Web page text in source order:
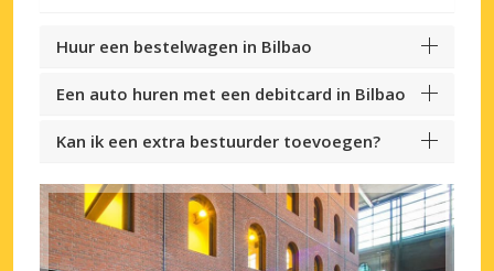
Huur een bestelwagen in Bilbao
Een auto huren met een debitcard in Bilbao
Kan ik een extra bestuurder toevoegen?